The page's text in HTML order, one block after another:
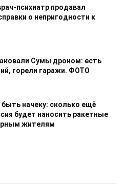
психиатр продавал
о непригодности к
Сумы дроном: есть
горели гаражи. ФОТО
начеку: сколько ещё
будет наносить ракетные
жителям